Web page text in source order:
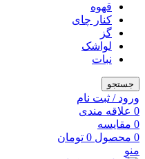
قهوه
کنار چای
گز
لواشک
نبات
جستجو
ورود / ثبت نام
0 علاقه مندی
0 مقایسه
0 محصول 0 تومان
منو